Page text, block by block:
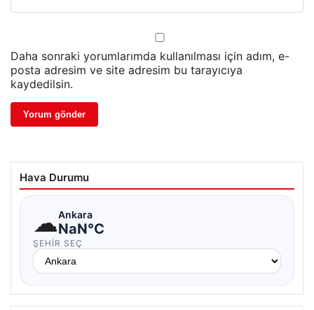
Daha sonraki yorumlarımda kullanılması için adım, e-
posta adresim ve site adresim bu tarayıcıya
kaydedilsin.
Hava Durumu
☁Ankara
NaN°C
ŞEHIR SEÇ